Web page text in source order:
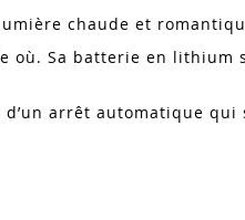
chaude et
où. Sa batterie en lithium
d’un arrêt automatique